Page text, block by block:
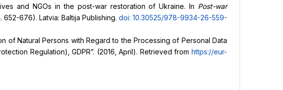
and NGOs in the post-war restoration of Ukraine. In Post-war
652-676). Latvia: Baltija Publishing. doi: 10.30525/978-9934-26-559-
of Natural Persons with Regard to the Processing of Personal Data
Regulation), GDPR”. (2016, April). Retrieved from https://eur-